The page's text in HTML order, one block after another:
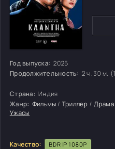
Год выпуска: 2025
Продолжительность: 2 ч. 30 м.
Страна: Индия
Жанр: Фильмы / Триллер / Драма
Ужасы
Качество: BDRIP 1080P